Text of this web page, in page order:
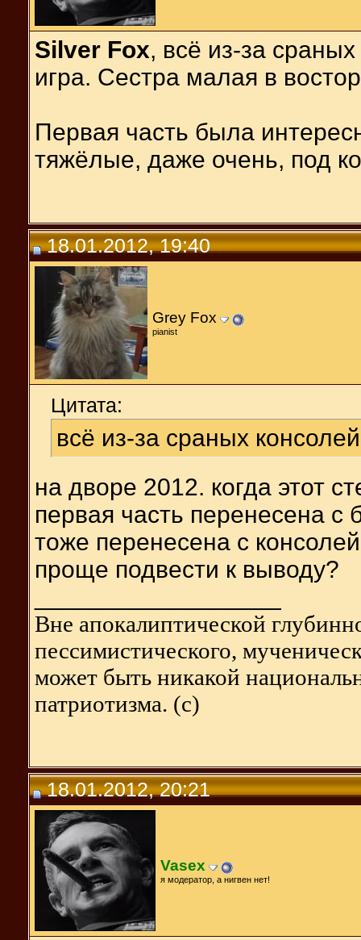
Silver Fox, всё из-за
игра. Сестра малая в
Первая часть была
тяжёлые, даже очень, под
18.01.2012, 19:40
Grey Fox
pianist
Цитата:
всё из-за сраных
на дворе 2012. когда этот
первая часть перенесена с
тоже перенесена с
проще подвести к выводу?
Вне апокалиптической
пессимистического,
может быть никакой
патриотизма. (с)
18.01.2012, 20:21
Vasex
я модератор, а нигвен нет!